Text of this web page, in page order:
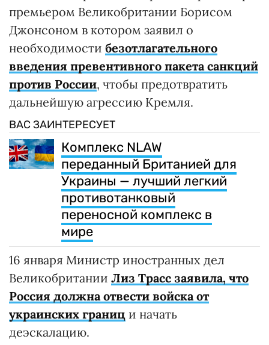
премьером Великобритании Борисом
Джонсоном в котором заявил о
необходимости безотлагательного
введения превентивного пакета санкций
против России, чтобы предотвратить
дальнейшую агрессию Кремля.
ВАС ЗАИНТЕРЕСУЕТ
Комплекс NLAW
переданный Британией для
Украины — лучший легкий
противотанковый
переносной комплекс в
мире
16 января Министр иностранных дел
Великобритании Лиз Трасс заявила, что
Россия должна отвести войска от
украинских границ и начать
деэскалацию.